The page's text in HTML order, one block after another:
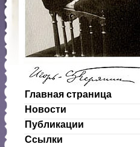
Главная страница
Новости
Публикации
Ссылки